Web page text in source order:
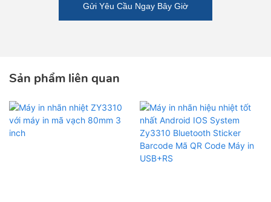
Gửi Yêu Cầu Ngay Bây Giờ
Sản phẩm liên quan